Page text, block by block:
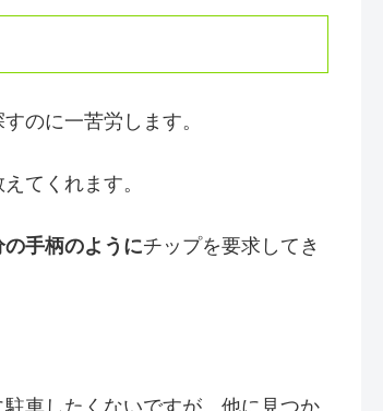
のに一苦労します。
えてくれます。
の手柄のようにチップを要求してき
車したくないですが、他に見つか